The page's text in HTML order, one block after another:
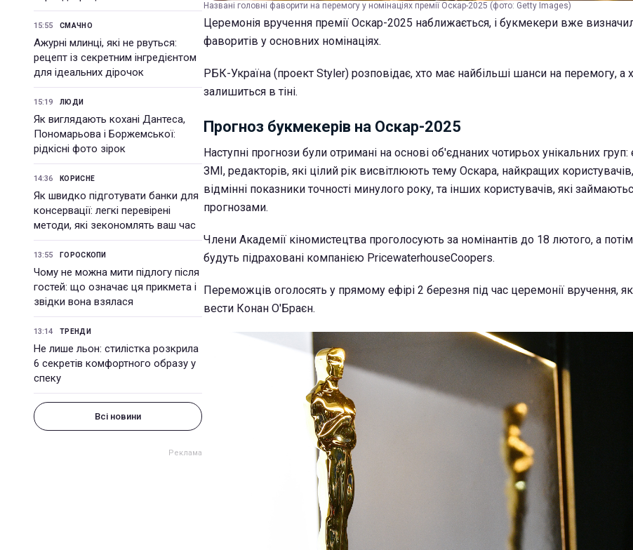
15:55 СМАЧНО
Ажурні млинці, які не рвуться:
рецепт із секретним інгредієнтом
для ідеальних дірочок
15:19 ЛЮДИ
Як виглядають кохані Дантеса,
Пономарьова і Боржемської:
рідкісні фото зірок
14:36 КОРИСНЕ
Як швидко підготувати банки для
консервації: легкі перевірені
методи, які зекономлять ваш час
13:55 ГОРОСКОПИ
Чому не можна мити підлогу після
гостей: що означає ця прикмета і
звідки вона взялася
13:14 ТРЕНДИ
Не лише льон: стилістка розкрила
6 секретів комфортного образу у
спеку
Всі новини
Названі головні фаворити на перемогу у номінаціях премії Оскар-2025 (фото: Getty Images)
Церемонія вручення премії Оскар-2025 наближається, і букмекери вже
фаворитів у основних номінаціях.
РБК-Україна (проект Styler) розповідає, хто має найбільші шанси на перемогу, а
залишиться в тіні.
Прогноз букмекерів на Оскар-2025
Наступні прогнози були отримані на основі об'єднаних чотирьох унікальних груп:
ЗМІ, редакторів, які цілий рік висвітлюють тему Оскара, найкращих
відмінні показники точності минулого року, та інших користувачів, які
прогнозами.
Члени Академії кіномистецтва проголосують за номінантів до 18 лютого, а
будуть підраховані компанією PricewaterhouseCoopers.
Переможців оголосять у прямому ефірі 2 березня під час церемонії вручення,
вести Конан О'Браєн.